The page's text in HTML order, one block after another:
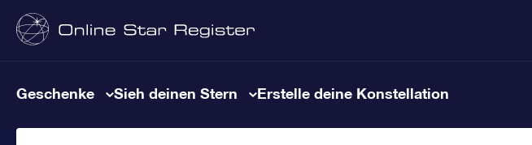
Geschenke Sieh deinen Stern Erstelle deine Konstellation